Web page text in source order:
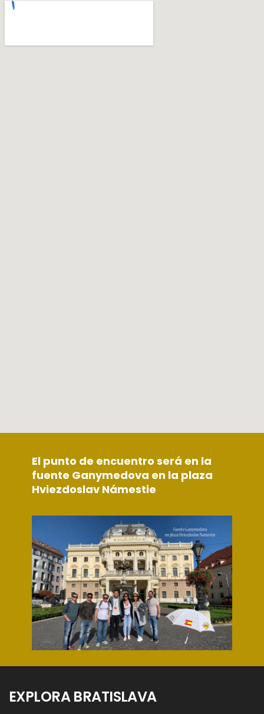
El punto de encuentro será en la
fuente Ganymedova en la plaza
Hviezdoslav Námestie
EXPLORA BRATISLAVA